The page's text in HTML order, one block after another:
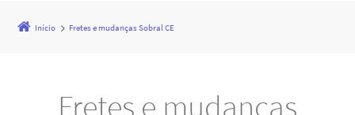
Início Fretes e mudanças Sobral CE
Fretes e mudanças